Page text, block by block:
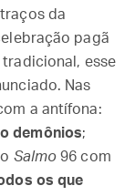
da
pagã
esse
Nas
a antífona:
demônios;
Salmo 96 com
os que